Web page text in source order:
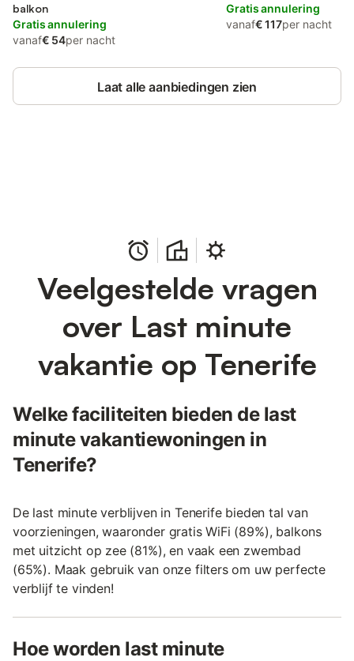
balkon
Gratis annulering
vanaf€ 54per nacht
Gratis annulering
vanaf€ 117per nacht
Laat alle aanbiedingen zien
Veelgestelde vragen
over Last minute
vakantie op Tenerife
Welke faciliteiten bieden de last
minute vakantiewoningen in
Tenerife?
De last minute verblijven in Tenerife bieden tal van
voorzieningen, waaronder gratis WiFi (89%), balkons
met uitzicht op zee (81%), en vaak een zwembad
(65%). Maak gebruik van onze filters om uw perfecte
verblijf te vinden!
Hoe worden last minute